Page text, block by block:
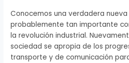
Conocemos una verdadera
probablemente tan importante
la revolución industrial.
sociedad se apropia de los
transporte y de comunicación